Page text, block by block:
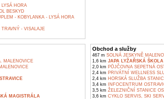
HORA
BESKYD
- KOBYLANKA - LYSÁ HORA
- VISALAJE
MALENOVICE
MAGISTRÁLA
Obchod a služby
467 m SOLNÁ JESKYNĚ
1,6 km JAPA LYŽAŘSKÁ ŠKOLA
2,0 km PŮJČOVNA SEPETNÁ
2,4 km PRIVÁTNÍ WELLNESS
2,4 km HORSKÁ SLUŽBA
3,4 km INFOCENTRUM
3,5 km ŽELEZNIČNÍ STANICE
3,6 km CYKLO SERVIS, SKI